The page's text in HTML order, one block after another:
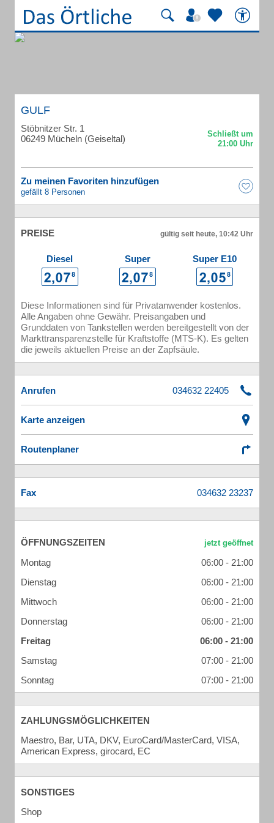
GULF
Stöbnitzer Str. 1
06249 Mücheln (Geiseltal)
Zu meinen Favoriten hinzufügen
gefällt 8 Personen
PREISE gültig seit heute, 10:42 Uhr
Diesel Super Super E10
Diese Informationen sind für Privatanwender kostenlos.
Alle Angaben ohne Gewähr. Preisangaben und
Grunddaten von Tankstellen werden bereitgestellt von der
Markttransparenzstelle für Kraftstoffe (MTS-K). Es gelten
die jeweils aktuellen Preise an der Zapfsäule.
Anrufen
Karte anzeigen
Routenplaner
Fax
ÖFFNUNGSZEITEN
Montag
06:00 - 21:00
Dienstag
06:00 - 21:00
Mittwoch
06:00 - 21:00
Donnerstag
06:00 - 21:00
Freitag
06:00 - 21:00
Samstag
07:00 - 21:00
Sonntag
07:00 - 21:00
ZAHLUNGSMÖGLICHKEITEN
Maestro, Bar, UTA, DKV, EuroCard/MasterCard, VISA,
American Express, girocard, EC
SONSTIGES
Shop